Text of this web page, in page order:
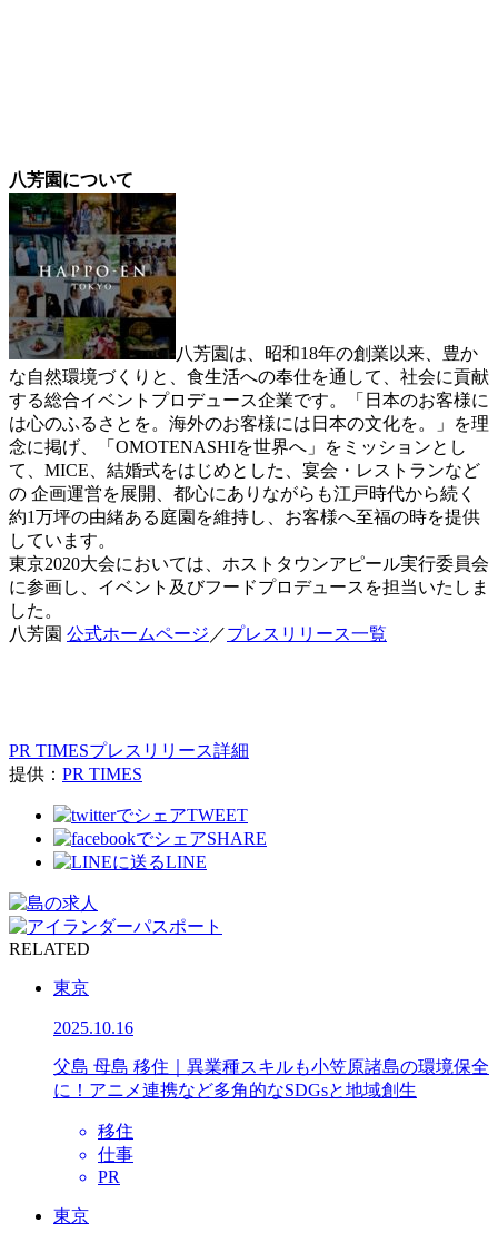
八芳園について
八芳園は、昭和18年の創業以来、豊か
な自然環境づくりと、食生活への奉仕を通して、社会に貢献
する総合イベントプロデュース企業です。「日本のお客様に
は心のふるさとを。海外のお客様には日本の文化を。」を理
念に掲げ、「OMOTENASHIを世界へ」をミッションとし
て、MICE、結婚式をはじめとした、宴会・レストランなど
の 企画運営を展開、都心にありながらも江戸時代から続く
約1万坪の由緒ある庭園を維持し、お客様へ至福の時を提供
しています。
東京2020大会においては、ホストタウンアピール実行委員会
に参画し、イベント及びフードプロデュースを担当いたしま
した。
八芳園 公式ホームページ ／プレスリリース一覧
PR TIMESプレスリリース詳細
提供： PR TIMES
TWEET
SHARE
LINE
RELATED
東京
2025.10.16
父島 母島 移住｜異業種スキルも小笠原諸島の環境保全
に！アニメ連携など多角的なSDGsと地域創生
移住
仕事
PR
東京